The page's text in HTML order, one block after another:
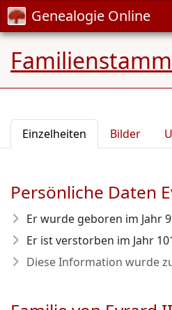
Genealogie Online
Einzelheiten Bilder
Persönliche Daten
Er wurde geboren im Jahr
Er ist verstorben im Jahr
Diese Information wurde